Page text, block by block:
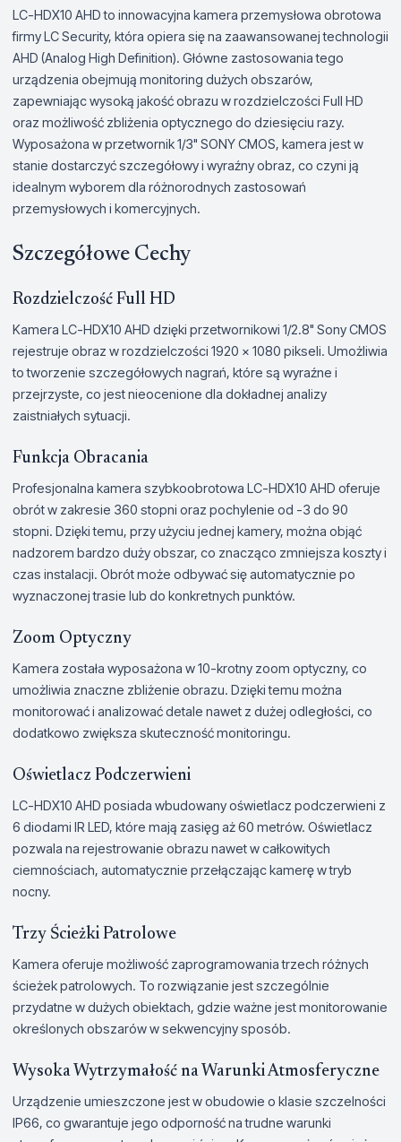
LC-HDX10 AHD to innowacyjna kamera przemysłowa obrotowa
firmy LC Security, która opiera się na zaawansowanej technologii
AHD (Analog High Definition). Główne zastosowania tego
urządzenia obejmują monitoring dużych obszarów,
zapewniając wysoką jakość obrazu w rozdzielczości Full HD
oraz możliwość zbliżenia optycznego do dziesięciu razy.
Wyposażona w przetwornik 1/3" SONY CMOS, kamera jest w
stanie dostarczyć szczegółowy i wyraźny obraz, co czyni ją
idealnym wyborem dla różnorodnych zastosowań
przemysłowych i komercyjnych.
Szczegółowe Cechy
Rozdzielczość Full HD
Kamera LC-HDX10 AHD dzięki przetwornikowi 1/2.8" Sony CMOS
rejestruje obraz w rozdzielczości 1920 x 1080 pikseli. Umożliwia
to tworzenie szczegółowych nagrań, które są wyraźne i
przejrzyste, co jest nieocenione dla dokładnej analizy
zaistniałych sytuacji.
Funkcja Obracania
Profesjonalna kamera szybkoobrotowa LC-HDX10 AHD oferuje
obrót w zakresie 360 stopni oraz pochylenie od -3 do 90
stopni. Dzięki temu, przy użyciu jednej kamery, można objąć
nadzorem bardzo duży obszar, co znacząco zmniejsza koszty i
czas instalacji. Obrót może odbywać się automatycznie po
wyznaczonej trasie lub do konkretnych punktów.
Zoom Optyczny
Kamera została wyposażona w 10-krotny zoom optyczny, co
umożliwia znaczne zbliżenie obrazu. Dzięki temu można
monitorować i analizować detale nawet z dużej odległości, co
dodatkowo zwiększa skuteczność monitoringu.
Oświetlacz Podczerwieni
LC-HDX10 AHD posiada wbudowany oświetlacz podczerwieni z
6 diodami IR LED, które mają zasięg aż 60 metrów. Oświetlacz
pozwala na rejestrowanie obrazu nawet w całkowitych
ciemnościach, automatycznie przełączając kamerę w tryb
nocny.
Trzy Ścieżki Patrolowe
Kamera oferuje możliwość zaprogramowania trzech różnych
ścieżek patrolowych. To rozwiązanie jest szczególnie
przydatne w dużych obiektach, gdzie ważne jest monitorowanie
określonych obszarów w sekwencyjny sposób.
Wysoka Wytrzymałość na Warunki Atmosferyczne
Urządzenie umieszczone jest w obudowie o klasie szczelności
IP66, co gwarantuje jego odporność na trudne warunki